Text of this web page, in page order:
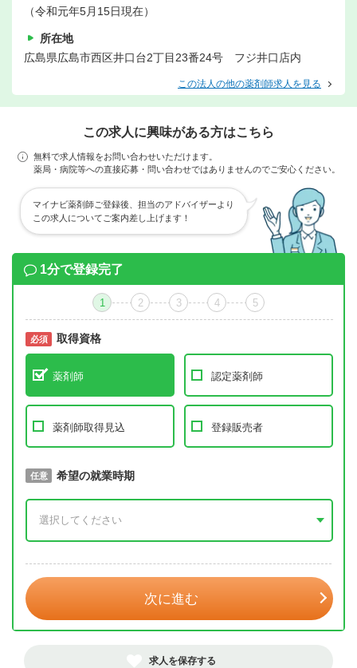
（令和元年5月15日現在）
所在地
広島県広島市西区井口台2丁目23番24号 フジ井口店内
この法人の他の薬剤師求人を見る
この求人に興味がある方はこちら
無料で求人情報をお問い合わせいただけます。
薬局・病院等への直接応募・問い合わせではありませんのでご安心ください。
マイナビ薬剤師ご登録後、担当のアドバイザーより
この求人についてご案内差し上げます！
1分で登録完了
1 2 3 4 5
必須 取得資格
薬剤師 認定薬剤師
薬剤師取得見込 登録販売者
必須 取得予定年
任意 希望の就業時期
次に進む
求人を保存する